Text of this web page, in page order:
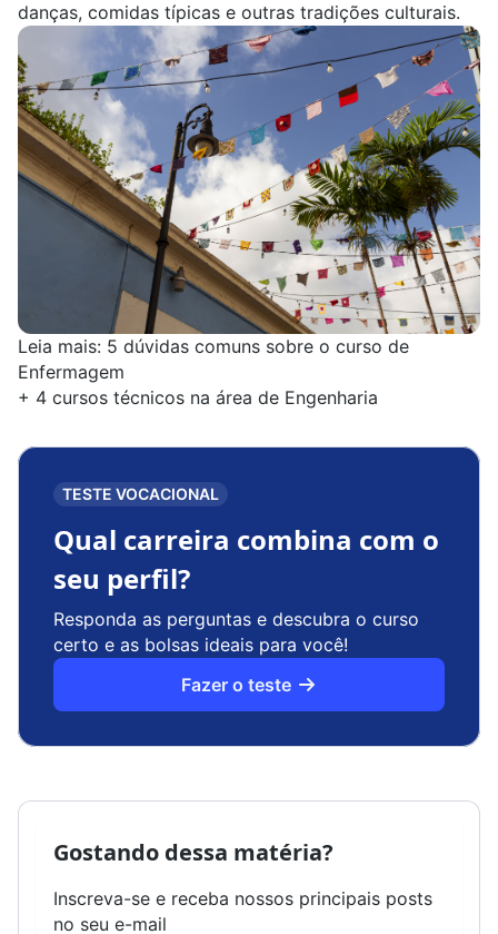
danças, comidas típicas e outras tradições culturais.
Leia mais: 5 dúvidas comuns sobre o curso de
Enfermagem
+ 4 cursos técnicos na área de Engenharia
TESTE VOCACIONAL
Qual carreira combina com o
seu perfil?
Responda as perguntas e descubra o curso
certo e as bolsas ideais para você!
Fazer o teste
Gostando dessa matéria?
Inscreva-se e receba nossos principais posts
no seu e-mail